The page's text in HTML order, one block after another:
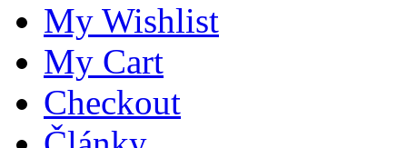
My Wishlist
My Cart
Checkout